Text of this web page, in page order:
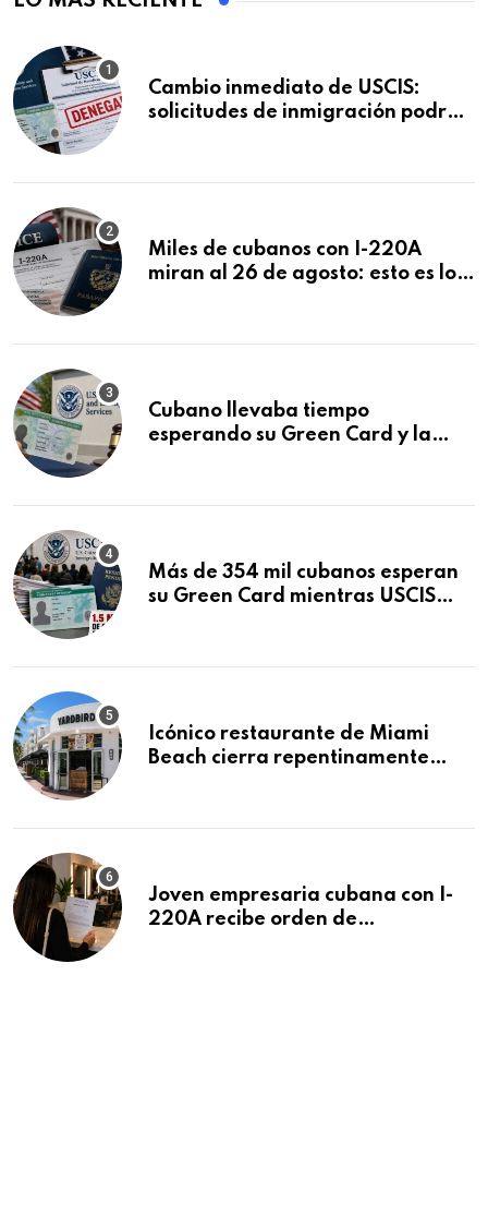
Cambio inmediato de USCIS:
solicitudes de inmigración podrán
Miles de cubanos con I-220A
miran al 26 de agosto: esto es lo
Cubano llevaba tiempo
esperando su Green Card y la
Más de 354 mil cubanos esperan
su Green Card mientras USCIS
Icónico restaurante de Miami
Beach cierra repentinamente
Joven empresaria cubana con I-
220A recibe orden de